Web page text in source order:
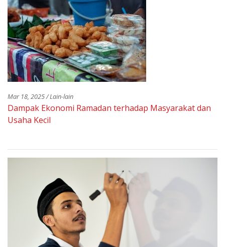
Mar 18, 2025 / Lain-lain
Dampak Ekonomi Ramadan terhadap Masyarakat dan
Usaha Kecil